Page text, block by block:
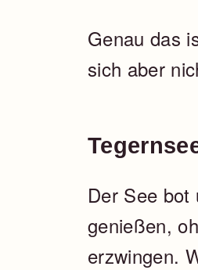
Genau das
sich aber
Der See
genießen,
erzwingen.